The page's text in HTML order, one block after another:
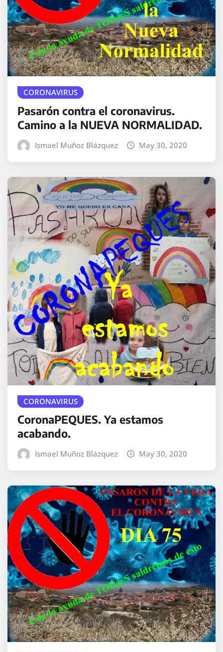
CORONAVIRUS
Pasarón contra el coronavirus.
Camino a la NUEVA NORMALIDAD.
Ismael Muñoz Blázquez May 30, 2020
CORONAVIRUS
CoronaPEQUES. Ya estamos
acabando.
Ismael Muñoz Blázquez May 30, 2020